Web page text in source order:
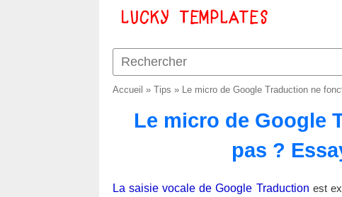
Accueil » Tips » Le micro de Google Traduction ne
Le micro de Google
pas ?
La saisie vocale de Google Traduction est